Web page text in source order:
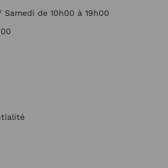
de 10h00 à 19h00